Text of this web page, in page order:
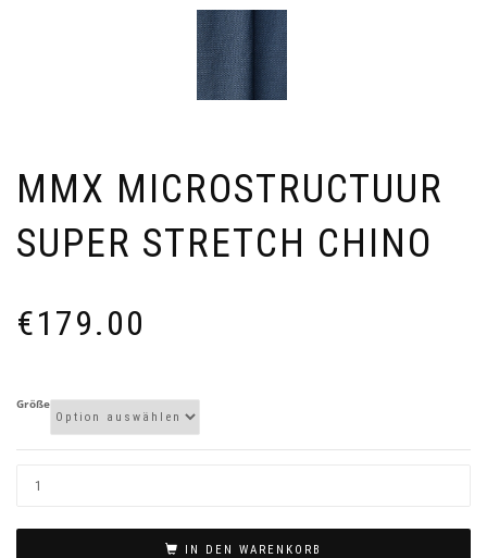
MMX MICROSTRUCTUUR
SUPER STRETCH CHINO
€179.00
Größe
IN DEN WARENKORB